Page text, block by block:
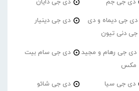
دی جی جم دی جی دایان
دی جی دیماه و دی
جی دنی تیون
دی جی دینیار
دی جی رهام و مجید
مکس
دی جی سام بیت
دی جی سیا دی جی شائو